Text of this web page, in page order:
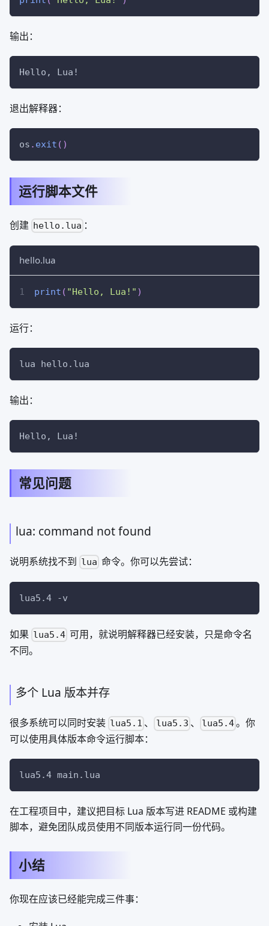
输出：
Hello, Lua!
退出解释器：
os . exit ( )
运行脚本文件
创建 hello.lua ：
hello.lua
print ( "Hello, Lua!" )
运行：
lua hello.lua
输出：
Hello, Lua!
常见问题
lua: command not found
说明系统找不到 lua 命令。你可以先尝试：
lua5.4 -v
如果 lua5.4 可用，就说明解释器已经安装，只是命令名
不同。
多个 Lua 版本并存
很多系统可以同时安装 lua5.1 、 lua5.3 、 lua5.4。你
可以使用具体版本命令运行脚本：
lua5.4 main.lua
在工程项目中，建议把目标 Lua 版本写进 README 或构建
脚本，避免团队成员使用不同版本运行同一份代码。
小结
你现在应该已经能完成三件事：